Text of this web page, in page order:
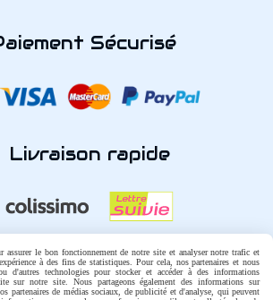
Sécurisé
Livraison rapide
Une question ?
assurer le bon fonctionnement de notre site et analyser notre trafic et
à des fins de statistiques. Pour cela, nos partenaires et nous
d'autres technologies pour stocker et accéder à des informations
sur notre site. Nous partageons également des informations sur
partenaires de médias sociaux, de publicité et d'analyse, qui peuvent